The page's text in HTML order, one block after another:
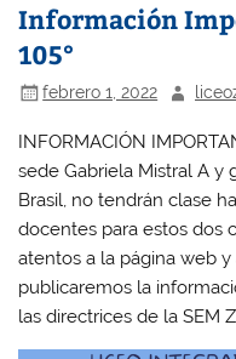
Información
105°
febrero 1, 2022
INFORMACIÓN
sede Gabriela Mistral A y
Brasil, no tendrán clase
docentes para estos dos
atentos a la página web
publicaremos la
las directrices de la SEM